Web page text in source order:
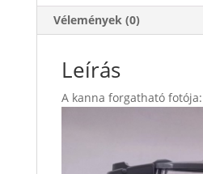
Vélemények (0)
Leírás
A kanna forgatható fotója: